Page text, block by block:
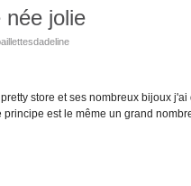
née jolie
store et ses nombreux bijoux
est le même un grand